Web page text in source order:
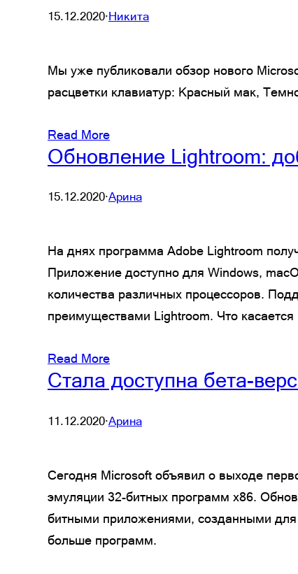
15.12.2020·Никита
Мы уже публиковали обзор нового
расцветки клавиатур: Красный мак,
Read More
Обновление Lightroom:
15.12.2020·Арина
На днях программа Adobe Lightroom
Приложение доступно для Windows,
количества различных процессоров.
преимуществами Lightroom. Что касается
Read More
Стала доступна бета-
11.12.2020·Арина
Сегодня Microsoft объявил о выходе
эмуляции 32-битных программ х86.
битными приложениями, созданными для
больше программ.